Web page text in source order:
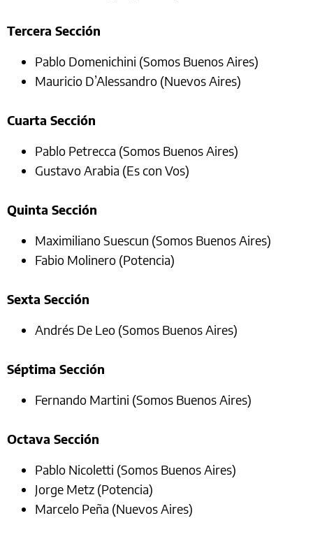
Tercera Sección
Pablo Domenichini (Somos Buenos Aires)
Mauricio D’Alessandro (Nuevos Aires)
Cuarta Sección
Pablo Petrecca (Somos Buenos Aires)
Gustavo Arabia (Es con Vos)
Quinta Sección
Maximiliano Suescun (Somos Buenos Aires)
Fabio Molinero (Potencia)
Sexta Sección
Andrés De Leo (Somos Buenos Aires)
Séptima Sección
Fernando Martini (Somos Buenos Aires)
Octava Sección
Pablo Nicoletti (Somos Buenos Aires)
Jorge Metz (Potencia)
Marcelo Peña (Nuevos Aires)